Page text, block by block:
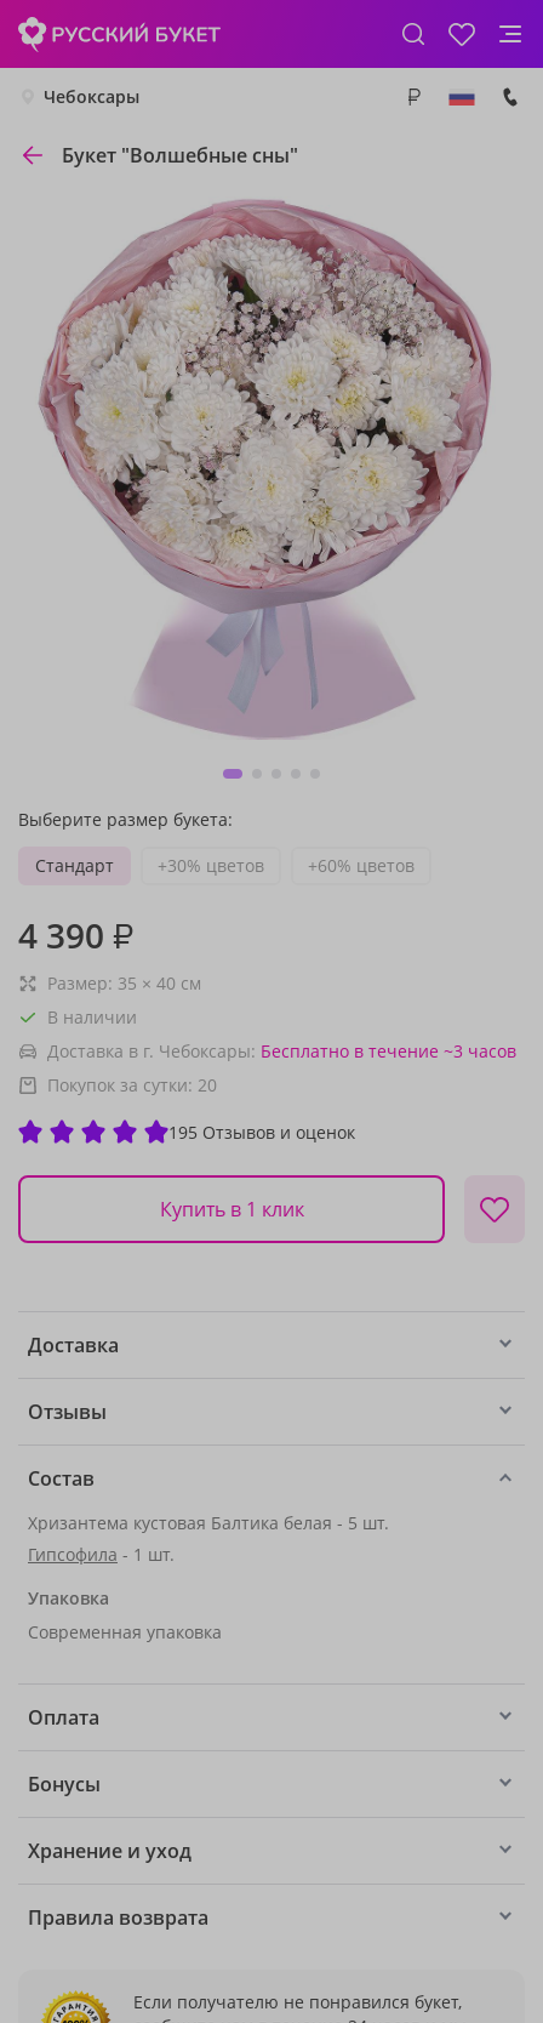
Чебоксары
Букет "Волшебные сны"
Выберите размер букета:
Стандарт
+30% цветов +60% цветов
4 390 ₽
Размер: 35 × 40 см
В наличии
Доставка в г. Чебоксары: Бесплатно в течение ~3 часов
Покупок за сутки: 20
195 Отзывов и оценок
Купить в 1 клик
Доставка
Отзывы
Состав
Хризантема кустовая Балтика белая - 5 шт.
Гипсофила - 1 шт.
Упаковка
Современная упаковка
Оплата
Бонусы
Хранение и уход
Правила возврата
Если получателю не понравился букет,